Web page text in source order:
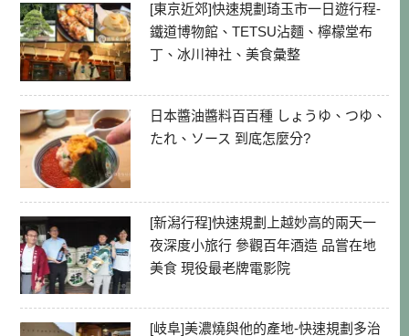
[東京近郊]快速規劃琦玉市一日遊行程-
鐵道博物館、TETSU沾麵、檸檬堂布
丁、冰川神社、美食彙整
日本醬油醬料百百種 しょうゆ、つゆ、
たれ、ソース 到底怎麼分?
[新潟行程]快速規劃上越妙高的兩天一
夜深度小旅行 參觀百年酒造 品嘗在地
美食 現役最老牌電影院
[岐阜]美濃燒與他的產地-快速規劃多治